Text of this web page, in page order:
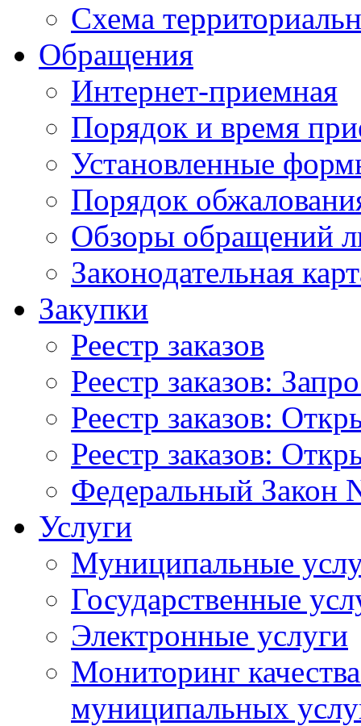
Схема
Обращения
Интернет-приемная
Порядок и время
Установленные
Порядок
Обзоры обращений
Законодательная
Закупки
Реестр заказов
Реестр заказов:
Реестр заказов:
Реестр заказов:
Федеральный Закон
Услуги
Муниципальные
Государственные
Электронные услуги
Мониторинг
муниципальных